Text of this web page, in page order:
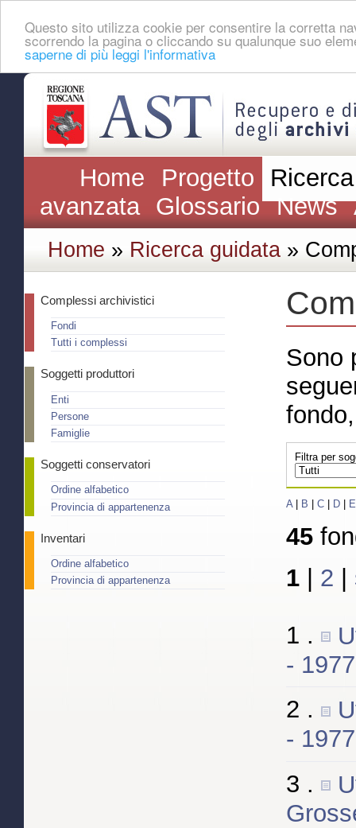
Questo sito utilizza cookie per consentire la corretta
scorrendo la pagina o cliccando su qualunque suo
saperne di più leggi l'informativa
Home Progetto
avanzata Glossario News
Home » Ricerca guidata »
Complessi archivistici
Fondi
Tutti i complessi
Soggetti produttori
Enti
Persone
Famiglie
Soggetti conservatori
Ordine alfabetico
Provincia di appartenenza
Inventari
Ordine alfabetico
Provincia di appartenenza
Sono
Filtra per
A| B C D E
45
1
2
1 .
-
2 .
-
3 .